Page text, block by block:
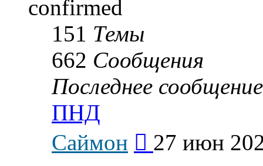
confirmed
151 Темы
662 Сообщения
Последнее сообщение
ПНД
Саймон
последнему
27 июн